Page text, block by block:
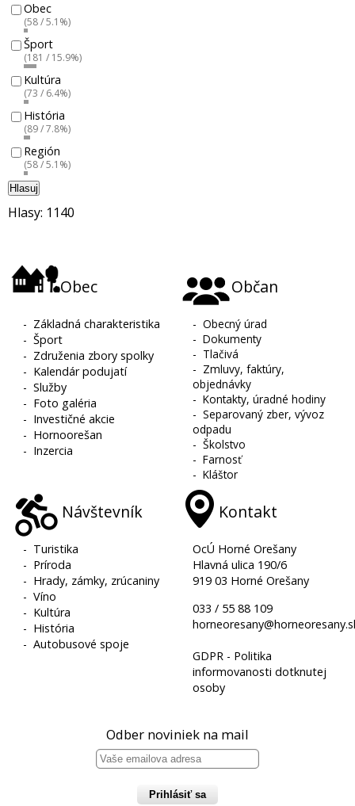
Obec
(58 / 5.1%)
Šport
(181 / 15.9%)
Kultúra
(73 / 6.4%)
História
(89 / 7.8%)
Región
(58 / 5.1%)
Hlasuj
Hlasy: 1140
Obec
- Základná charakteristika
-Šport
- Združenia zbory spolky
- Kalendár podujatí
-Služby
- Foto galéria
- Investičné akcie
- Hornoorešan
- Inzercia
Občan
-Obecný úrad
-Dokumenty
- Tlačivá
- Zmluvy, faktúry,
objednávky
-Kontakty, úradné hodiny
-Separovaný zber, vývoz
odpadu
-Školstvo
-Farnosť
-Kláštor
Návštevník
- Turistika
- Príroda
- Hrady, zámky, zrúcaniny
-Víno
- Kultúra
- História
-Autobusové spoje
Kontakt
OcÚ Horné Orešany
Hlavná ulica 190/6
919 03 Horné Orešany
033 / 55 88 109
GDPR - Politika
informovanosti dotknutej
osoby
Odber noviniek na mail
Prihlásiť sa